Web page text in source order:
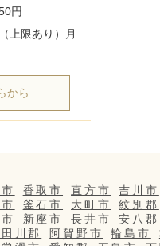
円
上限あり）月
から
香取市 直方市 吉川市
釜石市 大町市 紋別郡
新座市 長井市 安八郡
川郡 阿賀野市 輪島市